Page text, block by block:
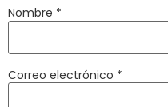
Nombre *
Correo electrónico *